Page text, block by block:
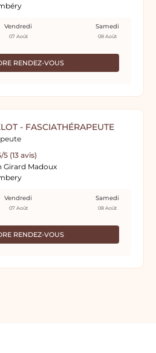
RENDEZ-VOUS
Vendredi
07 Août
Samedi
08 Août
- FASCIATHÉRAPEUTE
5 (13 avis)
Girard Madoux
RENDEZ-VOUS
Vendredi
07 Août
Samedi
08 Août